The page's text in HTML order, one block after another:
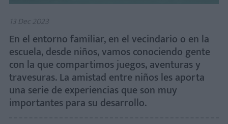
13 Dec 2023
En el entorno familiar, en el vecindario o en la
escuela, desde niños, vamos conociendo gente
con la que compartimos juegos, aventuras y
travesuras. La amistad entre niños les aporta
una serie de experiencias que son muy
importantes para su desarrollo.